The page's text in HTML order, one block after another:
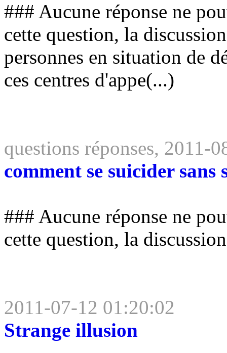
### Aucune réponse ne
cette question, la
personnes en situation de
ces centres d'appe(...)
questions réponses, 2011-
comment se suicider
### Aucune réponse ne
cette question, la
2011-07-12 01:20:02
Strange illusion